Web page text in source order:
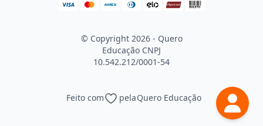
Continuar
© Copyright 2026 - Quero
Educação CNPJ
10.542.212/0001-54
Feito com pelaQuero Educação